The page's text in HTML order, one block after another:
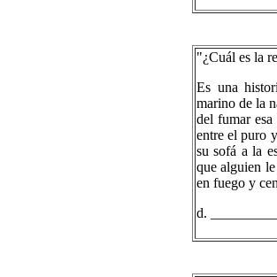
"¿Cuál es la
Es una
marino de la
del fumar
entre el puro
su sofá a la
que alguien
en fuego y
d.